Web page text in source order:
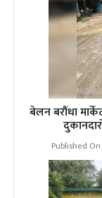
बेलन बरौंधा
Published